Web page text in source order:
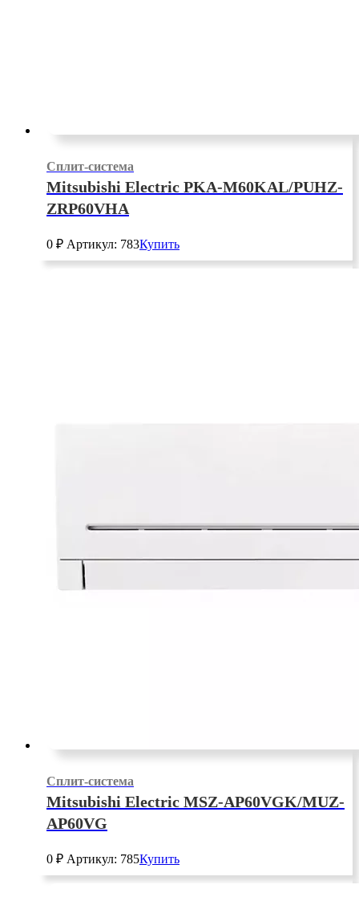
Сплит-система
Mitsubishi Electric PKA-M60KAL/PUHZ-
ZRP60VHA
0 ₽ Артикул: 783Купить
Сплит-система
Mitsubishi Electric MSZ-AP60VGK/MUZ-
AP60VG
0 ₽ Артикул: 785Купить